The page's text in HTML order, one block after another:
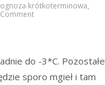
krótkoterminowa,
do -3*C. Pozostałe
sporo mgieł i tam